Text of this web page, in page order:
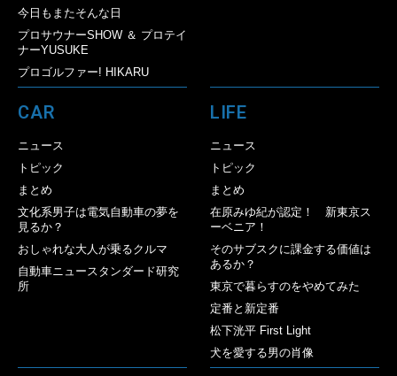
今日もまたそんな日
プロサウナーSHOW ＆ プロテイ
ナーYUSUKE
プロゴルファー! HIKARU
CAR
ニュース
トピック
まとめ
文化系男子は電気自動車の夢を
見るか？
おしゃれな大人が乗るクルマ
自動車ニュースタンダード研究
所
LIFE
ニュース
トピック
まとめ
在原みゆ紀が認定！ 新東京ス
ーベニア！
そのサブスクに課金する価値は
あるか？
東京で暮らすのをやめてみた
定番と新定番
松下洸平 First Light
犬を愛する男の肖像